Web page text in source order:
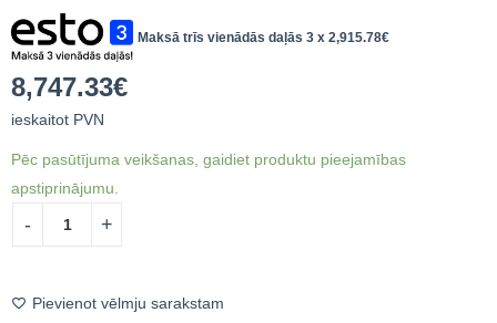
VIESSMANN VITOCAL
siltumsūknis
Maksā trīs vienādās daļās 3 x 2,915.78€
8,747.33€
ieskaitot PVN
Pēc pasūtījuma veikšanas, gaidiet produktu pieejamības
apstiprinājumu.
Pievienot vēlmju sarakstam